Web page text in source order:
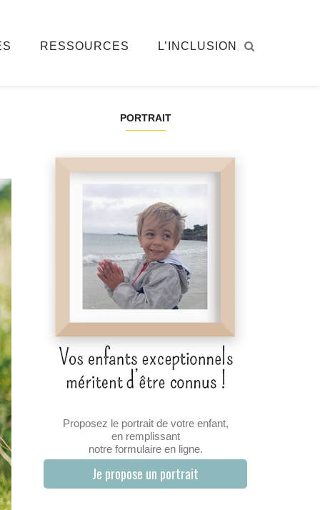
RESSOURCES L’INCLUSION
PORTRAIT
Proposez le portrait de votre enfant,
en remplissant
notre formulaire en ligne.
Je propose un portrait